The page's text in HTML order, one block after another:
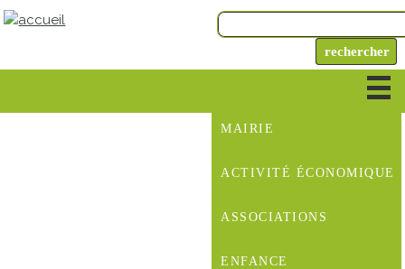
MAIRIE
ACTIVITÉ ÉCONOMIQUE
ASSOCIATIONS
ENFANCE